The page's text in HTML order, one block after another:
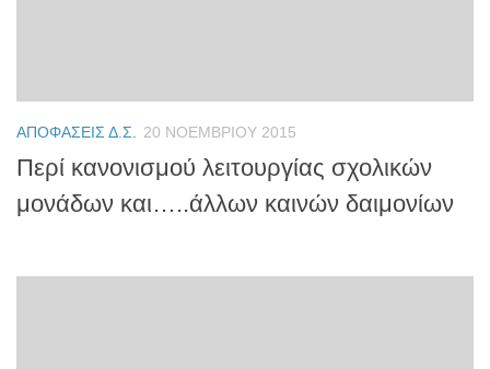
ΑΠΟΦΆΣΕΙΣ Δ.Σ. 20 ΝΟΕΜΒΡΊΟΥ 2015
Περί κανονισμού λειτουργίας σχολικών
μονάδων και…..άλλων καινών δαιμονίων